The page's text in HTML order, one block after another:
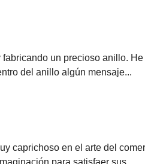
un precioso anillo.
del anillo algún mensaje...
caprichoso en el arte del
para satisfaer sus...